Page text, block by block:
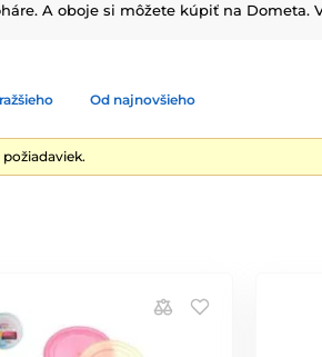
A oboje si môžete kúpiť na Dometa.
Od najnovšieho